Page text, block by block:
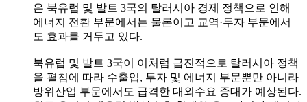
은 북유럽 및 발트 3국의 탈러시아 경제 정책으로 인해
에너지 전환 부문에서는 물론이고 교역·투자 부문에서
도 효과를 거두고 있다.
북유럽 및 발트 3국이 이처럼 급진적으로 탈러시아 정책
을 펼침에 따라 수출입, 투자 및 에너지 부문뿐만 아니라
방위산업 부문에서도 급격한 대외수요 증대가 예상된다.